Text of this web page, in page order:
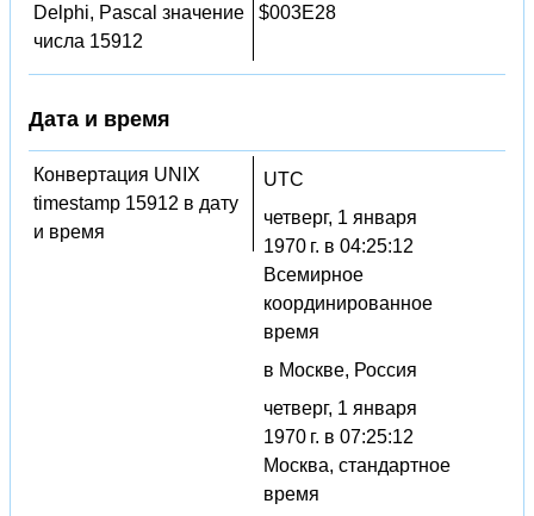
Delphi, Pascal значение
числа 15912
$003E28
Дата и время
Конвертация UNIX
timestamp 15912 в дату
и время
UTC
четверг, 1 января
1970 г. в 04:25:12
Всемирное
координированное
время
в Москве, Россия
четверг, 1 января
1970 г. в 07:25:12
Москва, стандартное
время